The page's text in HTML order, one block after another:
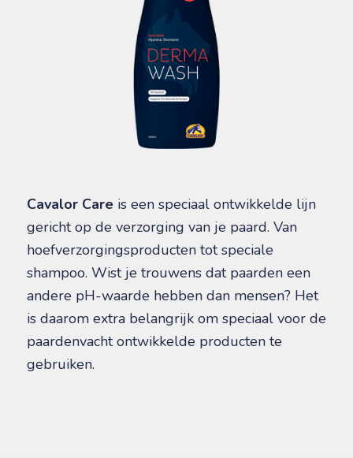
Cavalor Care is een speciaal ontwikkelde lijn
gericht op de verzorging van je paard. Van
hoefverzorgingsproducten tot speciale
shampoo. Wist je trouwens dat paarden een
andere pH-waarde hebben dan mensen? Het
is daarom extra belangrijk om speciaal voor de
paardenvacht ontwikkelde producten te
gebruiken.